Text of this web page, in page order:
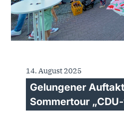
14. August 2025
Gelungener
Sommertour